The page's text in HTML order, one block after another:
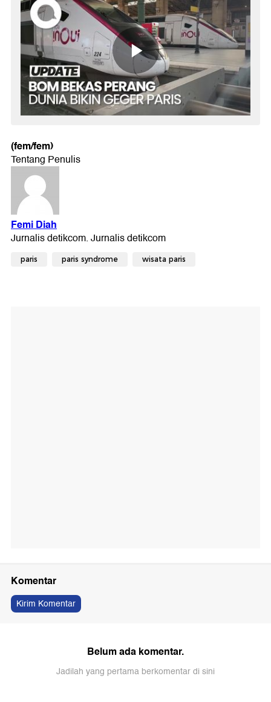
(fem/fem)
paris paris syndrome wisata paris
Komentar
Kirim Komentar
Belum ada komentar.
Jadilah yang pertama berkomentar di sini